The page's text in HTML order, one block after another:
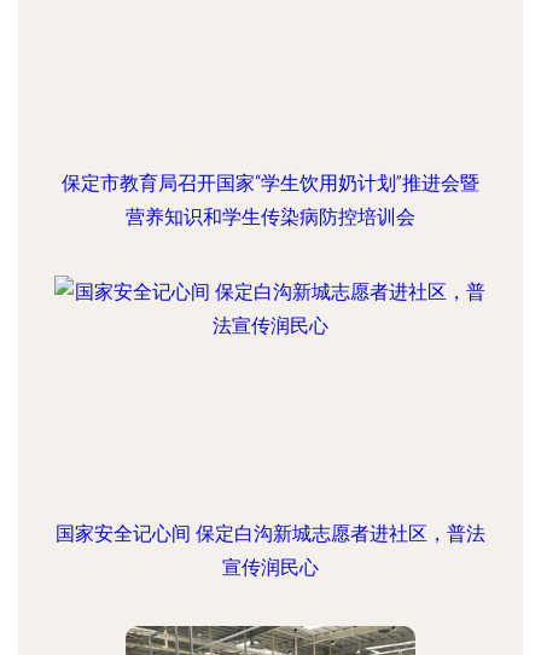
保定市教育局召开国家“学生饮用奶计划”推进会暨
营养知识和学生传染病防控培训会
国家安全记心间 保定白沟新城志愿者进社区，普法
宣传润民心